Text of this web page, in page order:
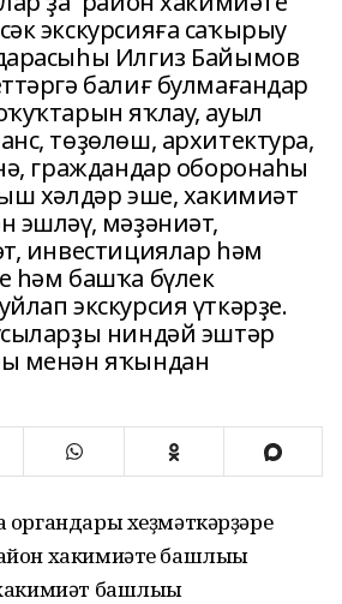
экскурсияға саҡырыу
Илгиз Байымов
балиғ булмағандар
яҡлау, ауыл
төҙөлөш, архитектура,
граждандар оборонаһы
хәлдәр эше, хакимиәт
эшләү, мәҙәниәт,
инвестициялар һәм
һәм башҡа бүлек
экскурсия үткәрҙе.
ниндәй эштәр
менән яҡындан
органдары хеҙмәткәрҙәре
хакимиәте башлығы
башлығы